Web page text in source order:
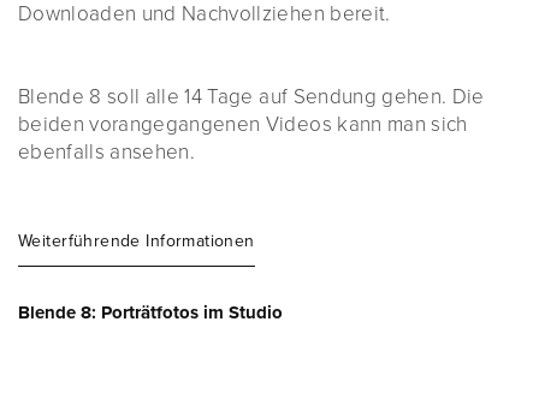
Downloaden und Nachvollziehen bereit.
Blende 8 soll alle 14 Tage auf Sendung gehen. Die
beiden vorangegangenen Videos kann man sich
ebenfalls ansehen.
Weiterführende Informationen
Blende 8: Porträtfotos im Studio